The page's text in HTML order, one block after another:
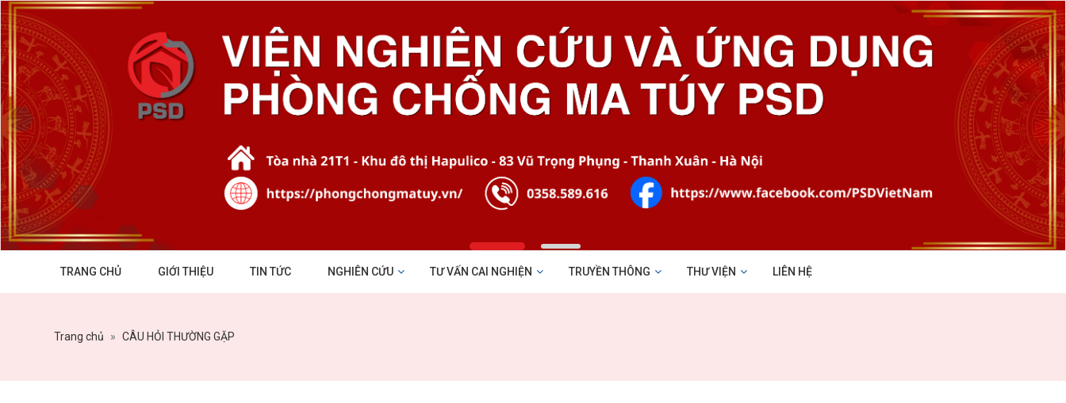
TRANG CHỦ GIỚI THIỆU TIN TỨC NGHIÊN CỨU TƯ VẤN CAI NGHIỆN TRUYỀN THÔNG THƯ VIỆN LIÊN HỆ
Trang chủ CÂU HỎI THƯỜNG GẶP